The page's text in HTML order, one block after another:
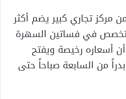
تجاري كبير يضم أكثر
متخصص في فساتين السهرة
أسعاره رخيصة ويفتح
من السابعة صباحاً حتى